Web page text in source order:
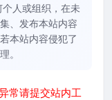
人或组织，在未
、发布本站内容
本站内容侵犯了
。
常请提交站内工